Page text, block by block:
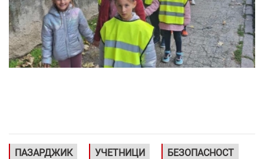
ПАЗАРДЖИК УЧЕТНИЦИ БЕЗОПАСНОСТ